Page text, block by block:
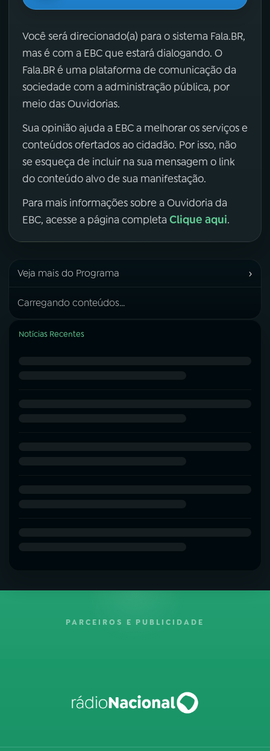
Você será direcionado(a) para o sistema Fala.BR,
mas é com a EBC que estará dialogando. O
Fala.BR é uma plataforma de comunicação da
sociedade com a administração pública, por
meio das Ouvidorias.
Sua opinião ajuda a EBC a melhorar os serviços e
conteúdos ofertados ao cidadão. Por isso, não
se esqueça de incluir na sua mensagem o link
do conteúdo alvo de sua manifestação.
Para mais informações sobre a Ouvidoria da
EBC, acesse a página completa Clique aqui.
Veja mais do Programa ›
Carregando conteúdos...
Notícias Recentes
PARCEIROS E PUBLICIDADE